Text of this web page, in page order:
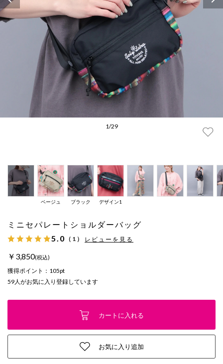
1/29
ベージュ ブラック デザイン1
ミニセパレートショルダーバッグ
5.0 （1） レビューを見る
￥3,850(税込)
獲得ポイント： 105pt
59 人がお気に入り登録しています
カートに入れる
お気に入り追加